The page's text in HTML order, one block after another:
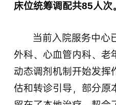
床位统筹调配共85人次
当前入院服务中心
外科、心血管内科、老
动态调剂机制开始发挥
估和转诊引导，部分原